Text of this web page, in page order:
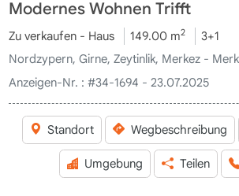
Modernes Wohnen Trifft
Zu verkaufen - Haus 149.00 m2
3+1
Nordzypern, Girne, Zeytinlik, Merkez -
Anzeigen-Nr. : #34-1694 - 23.07.2025
Standort Wegbeschreibung
Umgebung Teilen